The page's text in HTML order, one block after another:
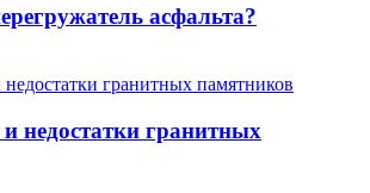
асфальта?
недостатки гранитных